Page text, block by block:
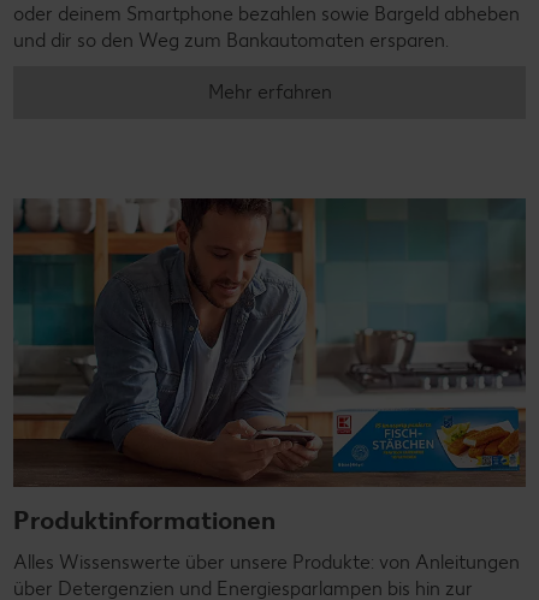
oder deinem Smartphone bezahlen sowie Bargeld abheben
und dir so den Weg zum Bankautomaten ersparen.
Mehr erfahren
Produktinformationen
Alles Wissenswerte über unsere Produkte: von Anleitungen
über Detergenzien und Energiesparlampen bis hin zur